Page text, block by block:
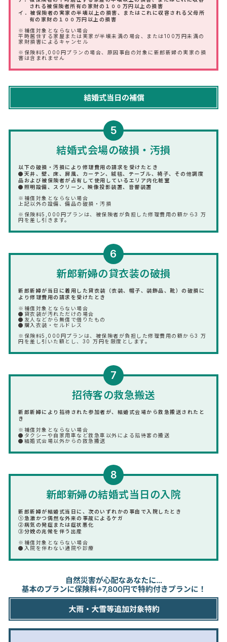
される被保険者所有の家財の１００万円以上の損害
イ．被保険者の実家の半壊以上の損害、またはこれに収容される父母所
有の家財の１００万円以上の損害
※補償対象とならない場合
平時居住する家屋または実家が半壊未満の場合、または100万円未満の
家財損害によるキャンセル
※保険料5,000円プランの場合、原因事由の対象に新郎新婦の実家の損
害は含まれません
5
結婚式会場の破損・汚損
以下の破損・汚損により修理費用の請求を受けたとき
●天井、壁、床、屏風、カーテン、絨毯、テーブル、椅子、その他調度
品および被保険者が占有して使用しているエリア内化粧室
●照明設備、スクリーン、映像投影装置、音響装置
※補償対象とならない場合
上記以外の設備、備品の破損・汚損
※保険料5,000円プランは、被保険者が負担した修理費用の額から3 万
円を差し引きます。
6
新郎新婦の貸衣装の破損
新郎新婦が当日に着用した貸衣装（衣装、帽子、装飾品、靴）の破損に
より修理費用の請求を受けたとき
※補償対象とならない場合
●貸衣装が汚れただけの場合
●友人などから無償で借りたもの
●購入衣装・セルドレス
※保険料5,000円プランは、被保険者が負担した修理費用の額から3 万
円を差し引いた額とし、30 万円を限度とします。
7
招待客の救急搬送
新郎新婦により招待された参加者が、結婚式会場から救急搬送されたと
き
※補償対象とならない場合
●タクシーや自家用車など救急車以外による招待客の搬送
●結婚式会場以外からの救急搬送
8
新郎新婦の結婚式当日の入院
新郎新婦が結婚式当日に、次のいずれかの事由で入院したとき
①急激かつ偶然な外来の事故によるケガ
②病気の発症または症状悪化
③分娩の兆候を伴う出産
※補償対象とならない場合
●入院を伴わない通院や診療